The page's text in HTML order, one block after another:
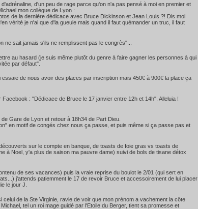
d'un peu de rage parce qu'on n'a pas pensé à moi en premier et
mon collègue de Lyon :
de la dernière dédicace avec Bruce Dickinson et Jean Louis ?! Dis moi
vérité je n'ai que d'la gueule mais quand il faut quémander un truc, il faut
ne sait jamais s'ils ne remplissent pas le congrès"...
au hasard (je suis même plutôt du genre à faire gagner les personnes à qui
par défaut".
de nous avoir des places par inscription mais 450€ à 900€ la place ça
: "Dédicace de Bruce le 17 janvier entre 12h et 14h". Alleluia !
Gare de Lyon et retour à 18h34 de Part Dieu.
en motif de congés chez nous ça passe, et puis même si ça passe pas et
sur le compte en banque, de toasts de foie gras vs toasts de
à Noel, y'a plus de saison ma pauvre dame) suivi de bols de tisane détox
de ses vacances) puis la vraie reprise du boulot le 2/01 (qui sert en
j'attends patiemment le 17 de revoir Bruce et accessoirement de lui placer
le jour J.
de la Ste Virginie, ravie de voir que mon prénom a vachement la côte
tel un roi mage guidé par l'Etoile du Berger, tient sa promesse et